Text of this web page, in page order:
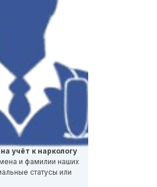
учёт к наркологу
и фамилии наших
статусы или